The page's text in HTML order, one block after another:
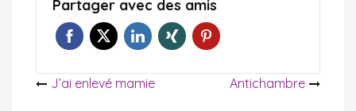
Partager avec des amis
Navigation
J’ai enlevé mamie Antichambre